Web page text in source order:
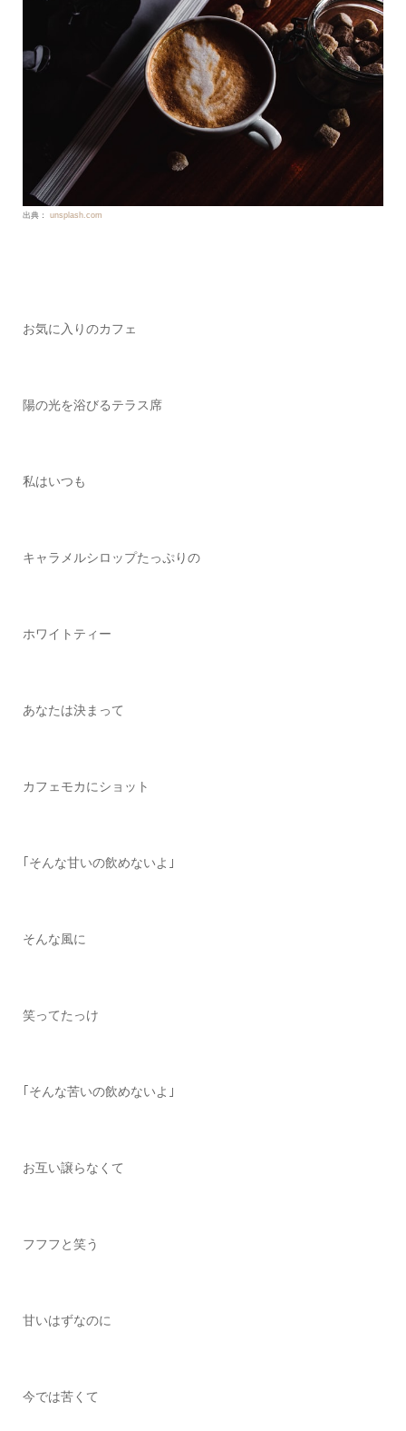
出典： unsplash.com
お気に入りのカフェ
陽の光を浴びるテラス席
私はいつも
キャラメルシロップたっぷりの
ホワイトティー
あなたは決まって
カフェモカにショット
｢そんな甘いの飲めないよ｣
そんな風に
笑ってたっけ
｢そんな苦いの飲めないよ｣
お互い譲らなくて
フフフと笑う
甘いはずなのに
今では苦くて